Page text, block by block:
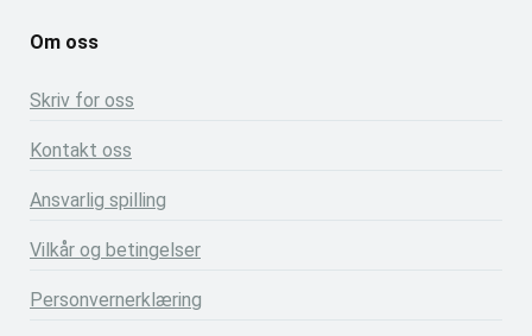
Om oss
Skriv for oss
Kontakt oss
Ansvarlig spilling
Vilkår og betingelser
Personvernerklæring